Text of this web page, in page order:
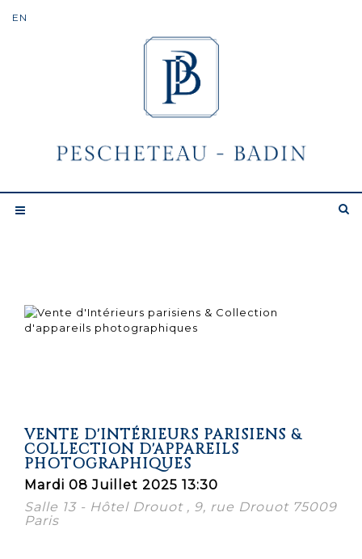
VENTE D'INTÉRIEURS PARISIENS &
COLLECTION D'APPAREILS
PHOTOGRAPHIQUES
Mardi 08 Juillet 2025 13:30
Salle 13 - Hôtel Drouot , 9, rue Drouot 75009
Paris